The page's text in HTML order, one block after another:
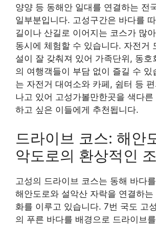
양양 등 동해안 일대를 연결하는 전
일부분입니다. 고성구간은 바다를
길이나 산길로 이어지는 코스가 많
동시에 체험할 수 있습니다. 자전거
설이 잘 갖춰져 있어 가족단위, 동호
의 여행객들이 부담 없이 즐길 수 있
는 자전거 대여소와 카페, 쉼터 등
나고 있어 고성가볼만한곳을 색다른
하고 싶은 이들에게 추천됩니다.
드라이브 코스: 해안
악도로의 환상적인
고성의 드라이브 코스는 동해 바다
해안도로와 설악산 자락을 연결하
화를 이루고 있습니다. 7번 국도 고
의 푸른 바다를 배경으로 드라이브